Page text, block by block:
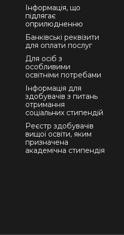
Інформація, що
підлягає
оприлюдненню
Банківські реквізити
для оплати послуг
Для осіб з
особливими
освітніми потребами
Інформація для
здобувачів з питань
отримання
соціальних стипендій
Реєстр здобувачів
вищої освіти, яким
призначена
академічна стипендія